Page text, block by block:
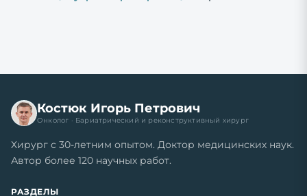
Костюк Игорь Петрович
Онколог · Бариатрический и реконструктивный хирург
Хирург с 30-летним опытом. Доктор медицинских наук.
Автор более 120 научных работ.
РАЗДЕЛЫ